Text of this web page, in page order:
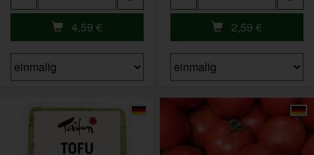
4,59 € 2,59 €